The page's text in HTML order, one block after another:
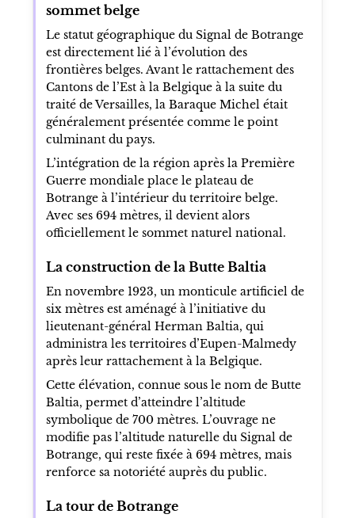
sommet belge
Le statut géographique du Signal de Botrange
est directement lié à l’évolution des
frontières belges. Avant le rattachement des
Cantons de l’Est à la Belgique à la suite du
traité de Versailles, la Baraque Michel était
généralement présentée comme le point
culminant du pays.
L’intégration de la région après la Première
Guerre mondiale place le plateau de
Botrange à l’intérieur du territoire belge.
Avec ses 694 mètres, il devient alors
officiellement le sommet naturel national.
La construction de la Butte Baltia
En novembre 1923, un monticule artificiel de
six mètres est aménagé à l’initiative du
lieutenant-général Herman Baltia, qui
administra les territoires d’Eupen-Malmedy
après leur rattachement à la Belgique.
Cette élévation, connue sous le nom de Butte
Baltia, permet d’atteindre l’altitude
symbolique de 700 mètres. L’ouvrage ne
modifie pas l’altitude naturelle du Signal de
Botrange, qui reste fixée à 694 mètres, mais
renforce sa notoriété auprès du public.
La tour de Botrange